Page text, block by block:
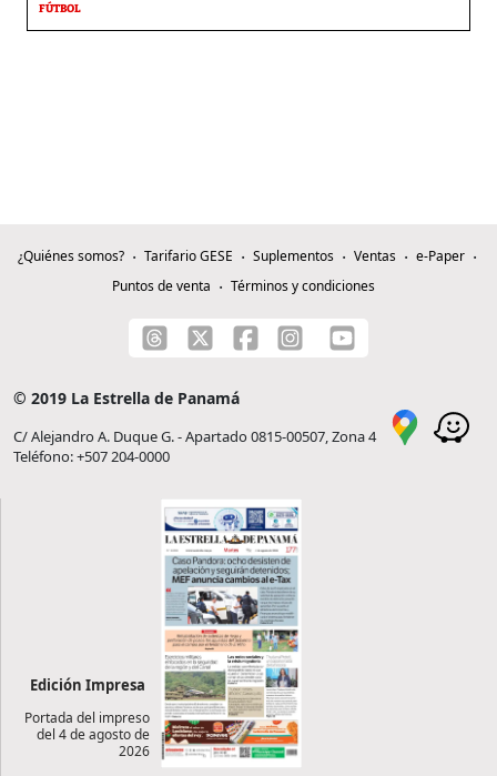
FÚTBOL
¿Quiénes somos? Tarifario GESE Suplementos Ventas
e-Paper
Puntos de venta
Términos y condiciones
© 2019 La Estrella de Panamá
C/ Alejandro A. Duque G. - Apartado 0815-00507, Zona 4
Teléfono: +507 204-0000
Edición Impresa
Portada del impreso
del 4 de agosto de
2026